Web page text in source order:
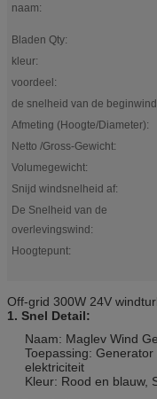
naam:
Bladen Qty:
kleur:
voordeel:
de snelheid van de
Afmeting (Hoogte/Diameter):
Netto /Gross-Gewicht:
Volumegewicht:
Snijd windsnelheid af:
De Snelheid van de
overlevingswind:
Hoogtepunt:
Off-grid 300W 24V
1. Snel Detail:
Naam: Maglev Wind
Toepassing:
elektriciteit
Kleur: Rood en blauw,